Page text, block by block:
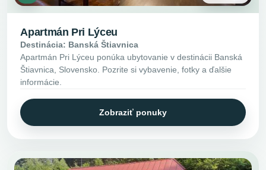
Apartmán Pri Lýceu
Destinácia: Banská Štiavnica
Apartmán Pri Lýceu ponúka ubytovanie v destinácii Banská
Štiavnica, Slovensko. Pozrite si vybavenie, fotky a ďalšie
informácie.
Zobraziť ponuky